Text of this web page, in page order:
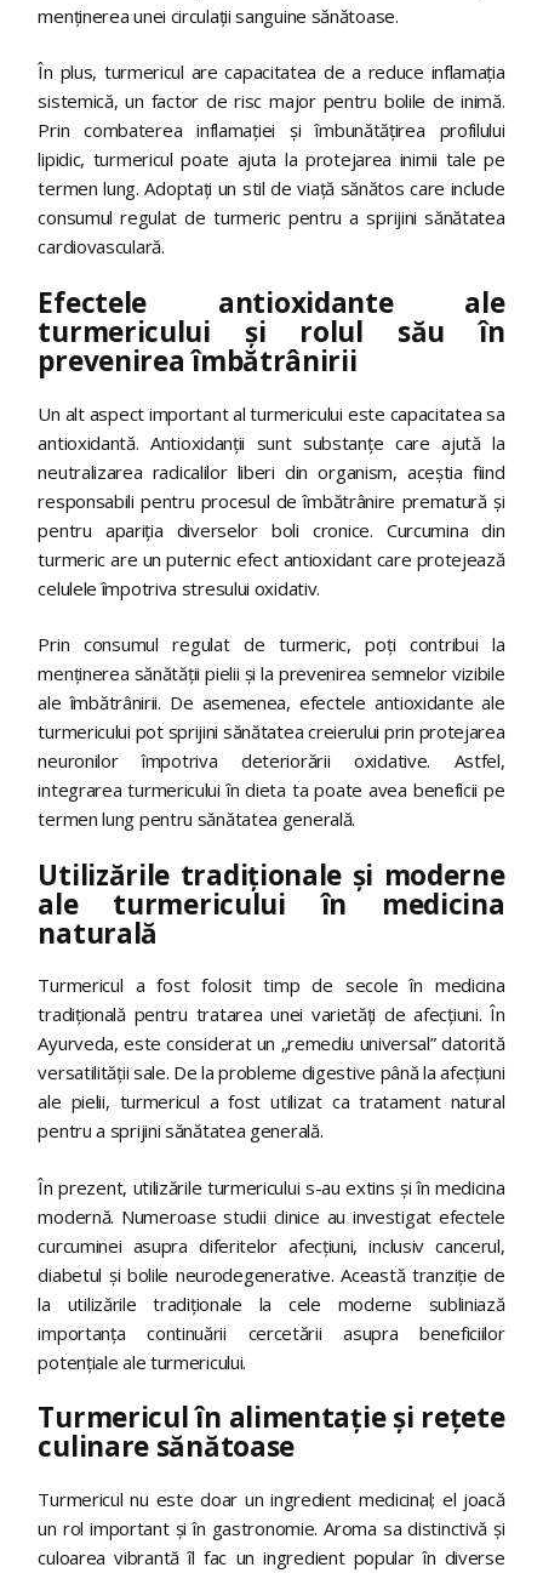
menținerea unei circulații sanguine sănătoase.
În plus, turmericul are capacitatea de a reduce inflamația
sistemică, un factor de risc major pentru bolile de inimă.
Prin combaterea inflamației și îmbunătățirea profilului
lipidic, turmericul poate ajuta la protejarea inimii tale pe
termen lung. Adoptați un stil de viață sănătos care include
consumul regulat de turmeric pentru a sprijini sănătatea
cardiovasculară.
Efectele antioxidante ale
turmericului și rolul său în
prevenirea îmbătrânirii
Un alt aspect important al turmericului este capacitatea sa
antioxidantă. Antioxidanții sunt substanțe care ajută la
neutralizarea radicalilor liberi din organism, aceștia fiind
responsabili pentru procesul de îmbătrânire prematură și
pentru apariția diverselor boli cronice. Curcumina din
turmeric are un puternic efect antioxidant care protejează
celulele împotriva stresului oxidativ.
Prin consumul regulat de turmeric, poți contribui la
menținerea sănătății pielii și la prevenirea semnelor vizibile
ale îmbătrânirii. De asemenea, efectele antioxidante ale
turmericului pot sprijini sănătatea creierului prin protejarea
neuronilor împotriva deteriorării oxidative. Astfel,
integrarea turmericului în dieta ta poate avea beneficii pe
termen lung pentru sănătatea generală.
Utilizările tradiționale și moderne
ale turmericului în medicina
naturală
Turmericul a fost folosit timp de secole în medicina
tradițională pentru tratarea unei varietăți de afecțiuni. În
Ayurveda, este considerat un „remediu universal” datorită
versatilității sale. De la probleme digestive până la afecțiuni
ale pielii, turmericul a fost utilizat ca tratament natural
pentru a sprijini sănătatea generală.
În prezent, utilizările turmericului s-au extins și în medicina
modernă. Numeroase studii clinice au investigat efectele
curcuminei asupra diferitelor afecțiuni, inclusiv cancerul,
diabetul și bolile neurodegenerative. Această tranziție de
la utilizările tradiționale la cele moderne subliniază
importanța continuării cercetării asupra beneficiilor
potențiale ale turmericului.
Turmericul în alimentație și rețete
culinare sănătoase
Turmericul nu este doar un ingredient medicinal; el joacă
un rol important și în gastronomie. Aroma sa distinctivă și
culoarea vibrantă îl fac un ingredient popular în diverse